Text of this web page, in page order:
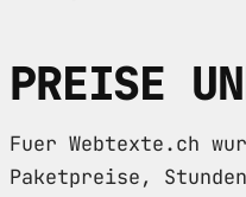
PREISE
Fuer Webtexte.ch
Paketpreise,